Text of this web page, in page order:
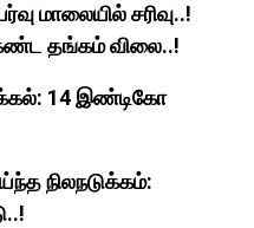
மாலையில் சரிவு..!
தங்கம் விலை..!
14 இண்டிகோ
நிலநடுக்கம்: